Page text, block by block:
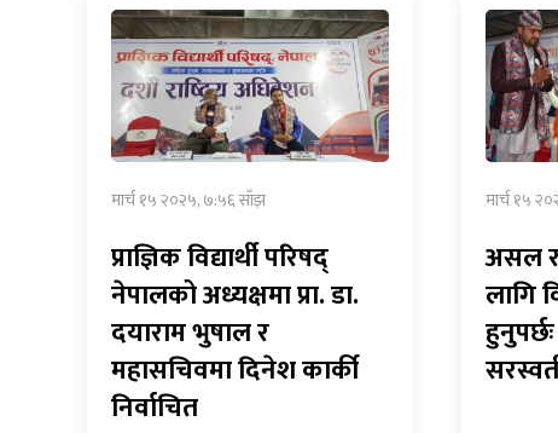
मार्च १५ २०२५, ७:५६ साँझ
प्राज्ञिक विद्यार्थी परिषद्
नेपालको अध्यक्षमा प्रा. डा.
दयाराम भुषाल र
महासचिवमा दिनेश कार्की
निर्वाचित
मार्च १५
असल
लागि